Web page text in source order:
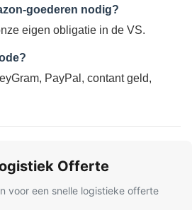
goederen nodig?
eigen obligatie in de VS.
PayPal, contant geld,
Offerte
voor een snelle logistieke offerte